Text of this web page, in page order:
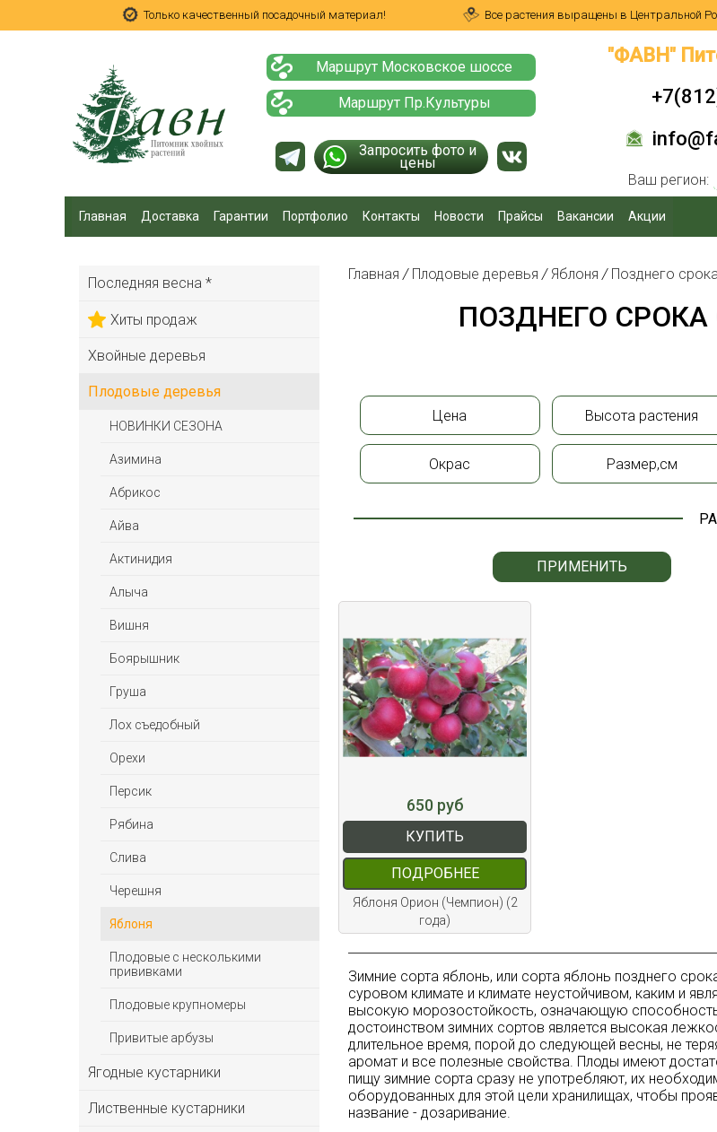
Только качественный посадочный материал! Все растения выращены в Центральной
Маршрут Московское шоссе
Маршрут Пр.Культуры
Запросить фото и
цены
"ФАВН"
Ваш регион:
Главная Доставка Гарантии Портфолио Контакты Новости Прайсы Вакансии Акции
Последняя весна *
Хиты продаж
Хвойные деревья
Плодовые деревья
НОВИНКИ СЕЗОНА
Азимина
Абрикос
Айва
Актинидия
Алыча
Вишня
Боярышник
Груша
Лох съедобный
Орехи
Персик
Рябина
Слива
Черешня
Яблоня
Плодовые с несколькими
прививками
Плодовые крупномеры
Привитые арбузы
Ягодные кустарники
Лиственные кустарники
Главная / Плодовые деревья / Яблоня / Позднего
ПОЗДНЕГО
Цена Высота растения
Окрас Размер,см
ПРИМЕНИТЬ
650 руб
КУПИТЬ
ПОДРОБНЕЕ
Яблоня Орион (Чемпион) (2
года)
Зимние сорта яблонь, или сорта яблонь позднего
суровом климате и климате неустойчивом, каким и
высокую морозостойкость, означающую
достоинством зимних сортов является высокая
длительное время, порой до следующей весны, не
аромат и все полезные свойства. Плоды имеют
пищу зимние сорта сразу не употребляют, их
оборудованных для этой цели хранилищах, чтобы
название - дозаривание.